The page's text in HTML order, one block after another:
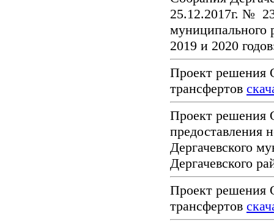
25.12.2017г. №
муниципального
2019 и 2020
Проект решения
трансфертов
Проект решения
предоставления
Дергачевского
Дергачевского
Проект решения
трансфертов